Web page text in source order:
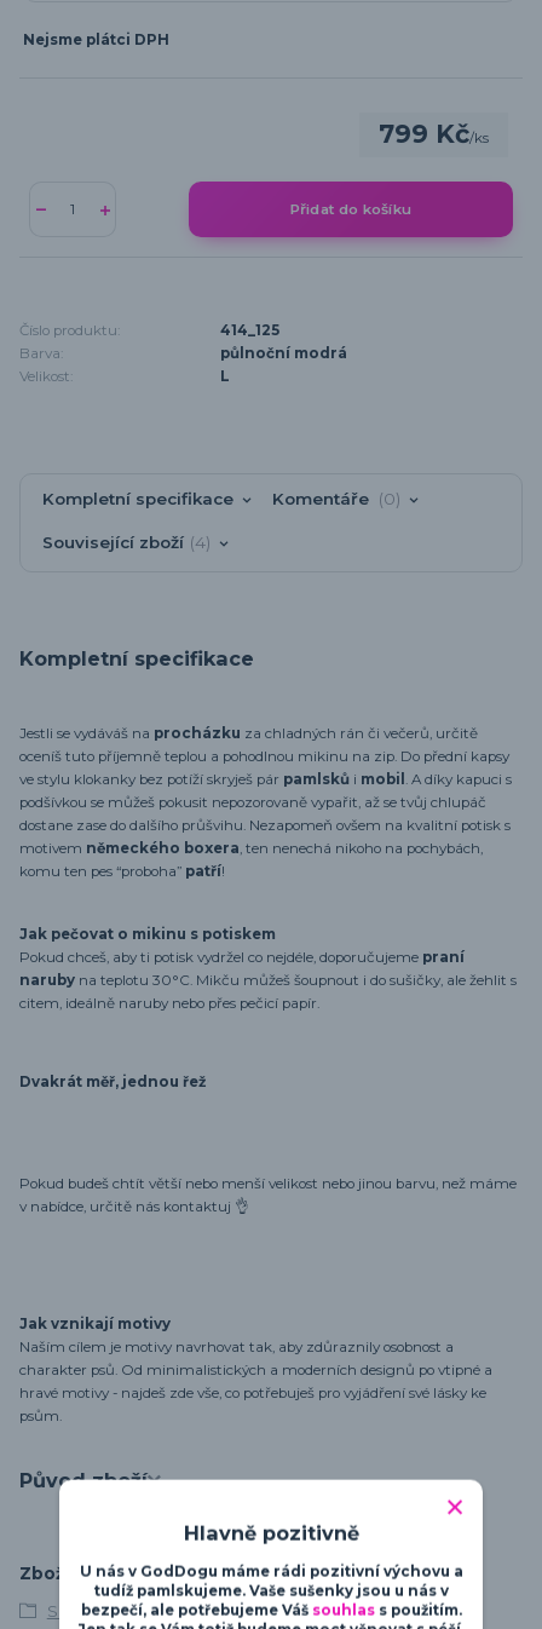
Nejsme plátci DPH
799 Kč/ks
Přidat do košíku
Číslo produktu:
414_125
Barva:
půlnoční modrá
Velikost:
L
Kompletní specifikace Komentáře 0
Související zboží 4
Kompletní specifikace
Jestli se vydáváš na procházku za chladných rán či večerů, určitě
oceníš tuto příjemně teplou a pohodlnou mikinu na zip. Do přední kapsy
ve stylu klokanky bez potíží skryješ pár pamlsků i mobil . A díky kapuci s
podšívkou se můžeš pokusit nepozorovaně vypařit, až se tvůj chlupáč
dostane zase do dalšího průšvihu. Nezapomeň ovšem na kvalitní potisk s
motivem německého boxera, ten nenechá nikoho na pochybách,
komu ten pes “proboha” patří!
Jak pečovat o mikinu s potiskem
Pokud chceš, aby ti potisk vydržel co nejdéle, doporučujeme praní
naruby na teplotu 30°C. Mikču můžeš šoupnout i do sušičky, ale žehlit s
citem, ideálně naruby nebo přes pečicí papír.
Dvakrát měř, jednou řež
Pokud budeš chtít větší nebo menší velikost nebo jinou barvu, než máme
v nabídce, určitě nás kontaktuj 👌
Jak vznikají motivy
Naším cílem je motivy navrhovat tak, aby zdůraznily osobnost a
charakter psů. Od minimalistických a moderních designů po vtipné a
hravé motivy - najdeš zde vše, co potřebuješ pro vyjádření své lásky ke
psům.
Původ zboží
Zboží zařazeno v kategoriích
S vlastním textem
Hlavně pozitivně
U nás v GodDogu máme rádi pozitivní výchovu a
tudíž pamlskujeme. Vaše sušenky jsou u nás v
bezpečí, ale potřebujeme Váš souhlass použitím.